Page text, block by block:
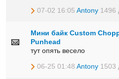
07-02 16:05 Antony 1496
Мини байк Custom
Punhead
тут опять весело
06-25 01:48 Antony 1503